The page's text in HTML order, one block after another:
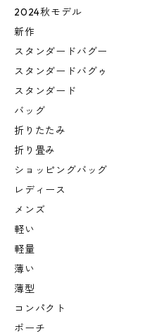
2024秋モデル
新作
スタンダードバグー
スタンダードバグゥ
スタンダード
バッグ
折りたたみ
折り畳み
ショッピングバッグ
レディース
メンズ
軽い
軽量
薄い
薄型
コンパクト
ポーチ